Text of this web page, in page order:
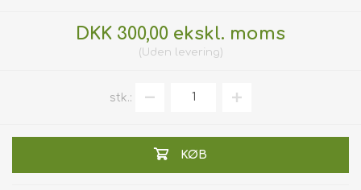
DKK 300,00 ekskl. moms
Uden levering
stk.:
KØB